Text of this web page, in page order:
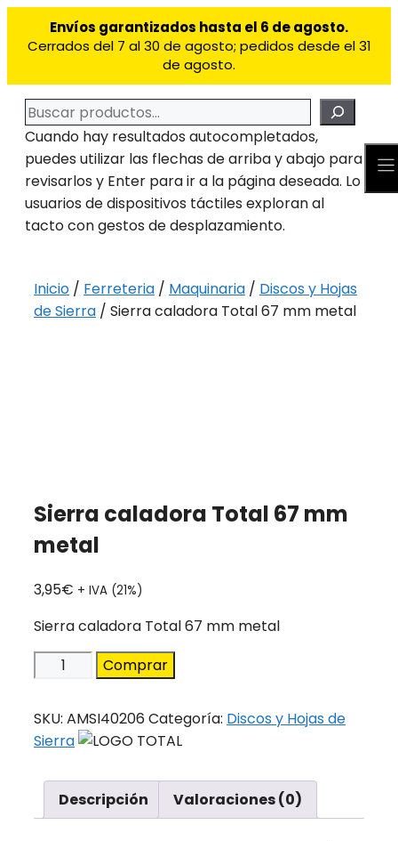
Envíos garantizados hasta el 6 de agosto.
Cerrados del 7 al 30 de agosto; pedidos desde el 31
de agosto.
Buscar
Cuando hay resultados autocompletados,
puedes utilizar las flechas de arriba y abajo para
revisarlos y Enter para ir a la página deseada. Lo
usuarios de dispositivos táctiles exploran al
tacto con gestos de desplazamiento.
Inicio / Ferreteria / Maquinaria / Discos y Hojas
de Sierra / Sierra caladora Total 67 mm metal
Sierra caladora Total 67 mm
metal
3,95€ + IVA (21%)
Sierra caladora Total 67 mm metal
Sierra
caladora
67
mm
cantidad
Comprar
SKU: AMSI40206 Categoría: Discos y Hojas de
Sierra
Descripción Valoraciones (0)